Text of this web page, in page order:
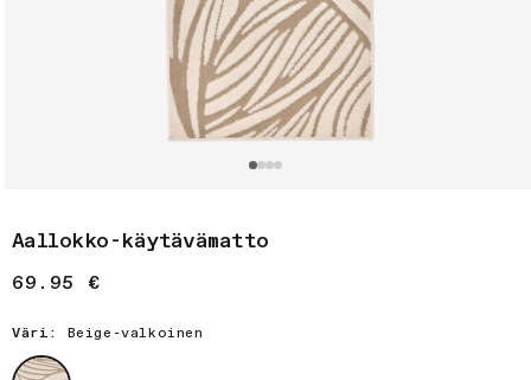
ikkunassa
Aallokko-käytävämatto
Normaalihinta
69.95 €
Väri: Beige-valkoinen
Väri